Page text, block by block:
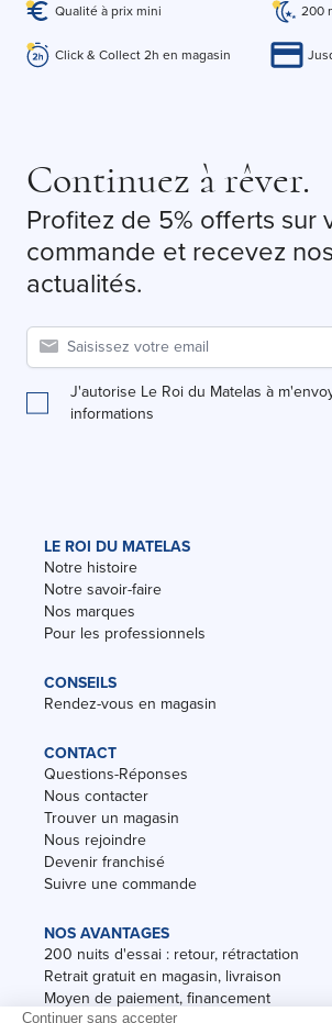
Qualité à prix mini 200
Click & Collect 2h en magasin
Continuez à rêver.
Profitez de 5% offerts sur
commande et recevez
actualités.
J'autorise Le Roi du Matelas à
informations
LE ROI DU MATELAS
Notre histoire
Notre savoir-faire
Nos marques
Pour les professionnels
CONSEILS
Rendez-vous en magasin
CONTACT
Questions-Réponses
Nous contacter
Trouver un magasin
Nous rejoindre
Devenir franchisé
Suivre une commande
NOS AVANTAGES
200 nuits d'essai : retour, rétractation
Retrait gratuit en magasin, livraison
Moyen de paiement, financement